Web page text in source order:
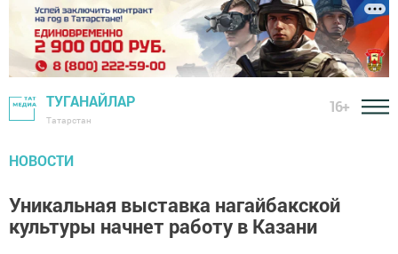
ТУГАНАЙЛАР
Татарстан
16+
НОВОСТИ
Уникальная выставка нагайбакской
культуры начнет работу в Казани